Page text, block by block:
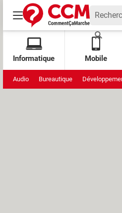
Informatique Mobile
Audio Bureautique